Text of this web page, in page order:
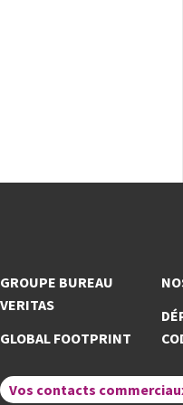
GROUPE BUREAU
VERITAS
GLOBAL FOOTPRINT
Vos contacts